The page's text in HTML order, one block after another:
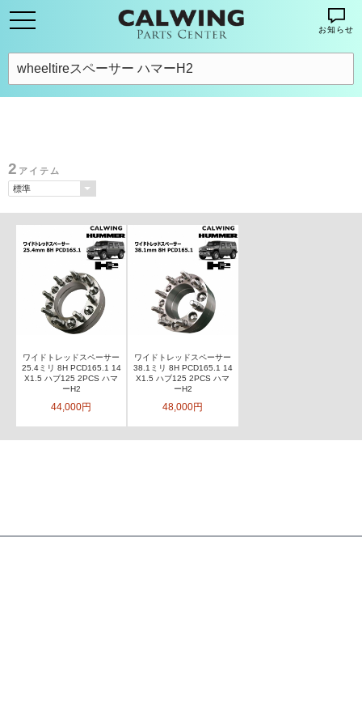
お知らせ
2 アイテム
ワイドトレッドスペーサー
25.4ミリ 8H PCD165.1 14
X1.5 ハブ125 2PCS ハマ
ーH2
44,000円
ワイドトレッドスペーサー
38.1ミリ 8H PCD165.1 14
X1.5 ハブ125 2PCS ハマ
ーH2
48,000円